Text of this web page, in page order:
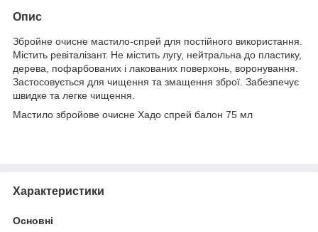
Опис
Збройне очисне мастило-спрей для постійного використання.
Містить ревіталізант. Не містить лугу, нейтральна до пластику,
дерева, пофарбованих і лакованих поверхонь, воронування.
Застосовується для чищення та змащення зброї. Забезпечує
швидке та легке чищення.
Мастило збройове очисне Хадо спрей балон 75 мл
Характеристики
Основні